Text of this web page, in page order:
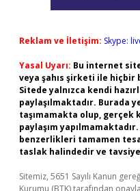
Reklam ve İletişim: Skype:
Yasal Uyarı: Bu internet
veya şahıs şirketi ile hiçbir
Sitede yalnızca kendi
paylaşılmaktadır. Burada
taşımamakta olup, gerçek
paylaşım
benzerlikleri tamamen
taslak halindedir ve
Sitemiz, 5651 Sayılı Kanun
Kurumu (BTK) tarafından